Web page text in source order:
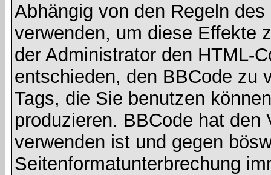
Abhängig von den Regeln
verwenden, um diese Effekte
der Administrator den HTML-
entschieden, den BBCode zu
Tags, die Sie benutzen
produzieren. BBCode hat
verwenden ist und gegen
Seitenformatunterbrechung